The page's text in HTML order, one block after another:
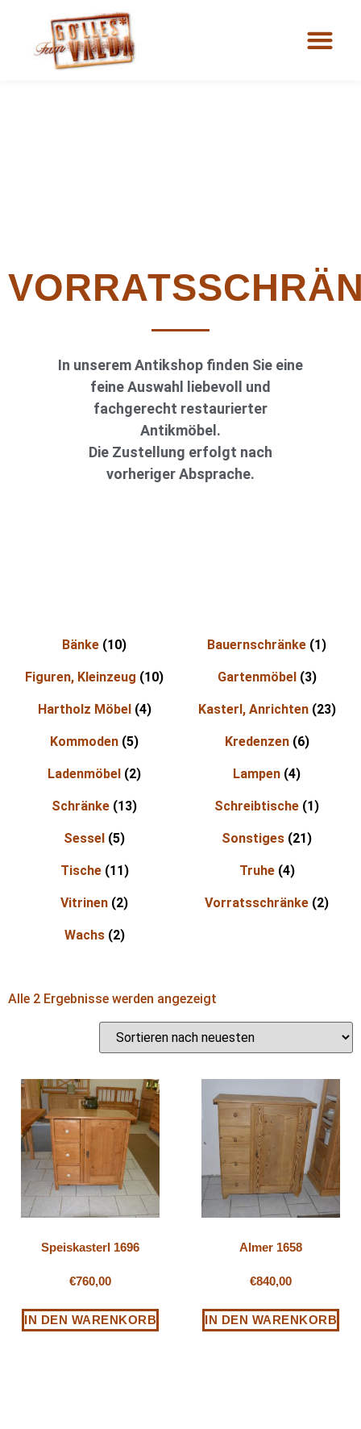
In unserem Antikshop finden Sie eine
feine Auswahl liebevoll und
fachgerecht restaurierter
Antikmöbel.
Die Zustellung erfolgt nach
vorheriger Absprache.
Bänke (10) Bauernschränke (1)
Figuren, Kleinzeug (10) Gartenmöbel (3)
Hartholz Möbel (4) Kasterl, Anrichten (23)
Kommoden (5) Kredenzen (6)
Ladenmöbel (2) Lampen (4)
Schränke (13) Schreibtische (1)
Sessel (5) Sonstiges (21)
Tische (11) Truhe (4)
Vitrinen (2) Vorratsschränke (2)
Wachs (2)
Alle 2 Ergebnisse werden angezeigt
Speiskasterl 1696
€760,00
IN DEN WARENKORB
Almer 1658
€840,00
IN DEN WARENKORB